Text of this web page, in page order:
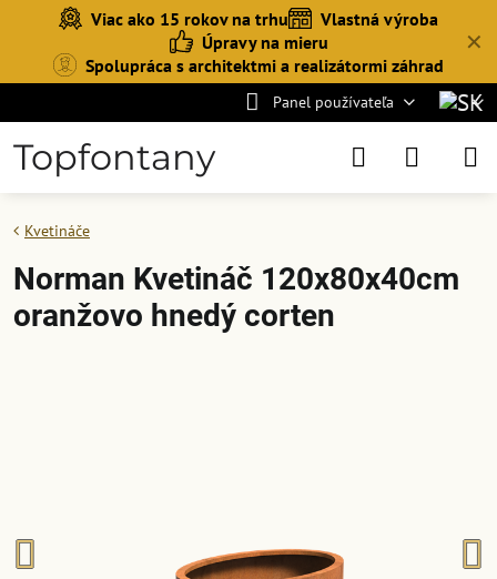
✕
Viac ako 15 rokov na trhu
Vlastná výroba
Úpravy na mieru
Spolupráca s architektmi a realizátormi záhrad
Panel používateľa
Topfontany
Kvetináče
Norman Kvetináč 120x80x40cm
oranžovo hnedý corten